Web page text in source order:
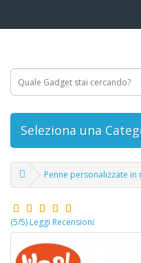
Seleziona una
Penne personalizzate in
(5/5) Leggi Recensioni